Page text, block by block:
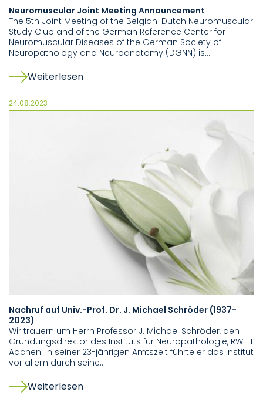
Neuromuscular Joint Meeting Announcement
The 5th Joint Meeting of the Belgian-Dutch Neuromuscular
Study Club and of the German Reference Center for
Neuromuscular Diseases of the German Society of
Neuropathology and Neuroanatomy (DGNN) is…
Weiterlesen
24.08.2023
Nachruf auf Univ.-Prof. Dr. J. Michael Schröder (1937-
2023)
Wir trauern um Herrn Professor J. Michael Schröder, den
Gründungsdirektor des Instituts für Neuropathologie, RWTH
Aachen. In seiner 23-jährigen Amtszeit führte er das Institut
vor allem durch seine…
Weiterlesen